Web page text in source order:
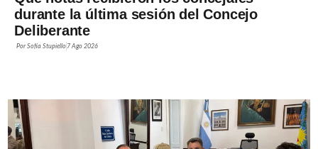
durante la última sesión del Concejo
Deliberante
PorSofía Stupiello 7 Ago 2026